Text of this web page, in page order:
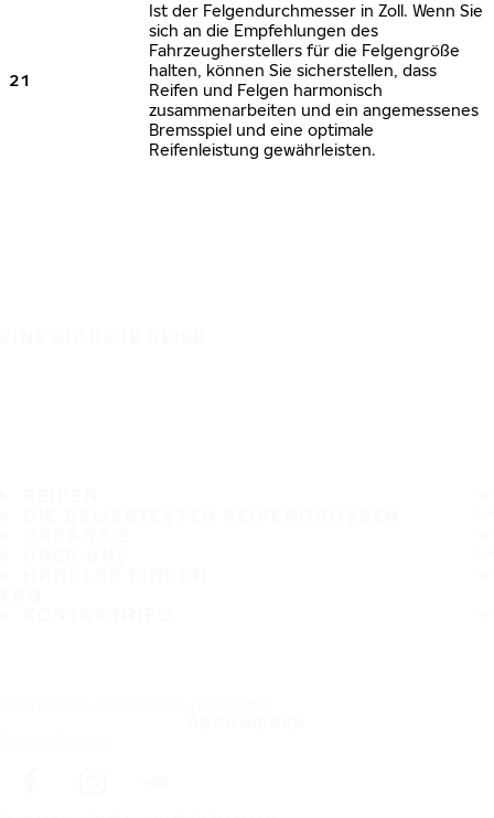
21
Ist der Felgendurchmesser in Zoll. Wenn Sie
sich an die Empfehlungen des
Fahrzeugherstellers für die Felgengröße
halten, können Sie sicherstellen, dass
Reifen und Felgen harmonisch
zusammenarbeiten und ein angemessenes
Bremsspiel und eine optimale
Reifenleistung gewährleisten.